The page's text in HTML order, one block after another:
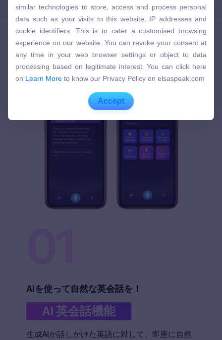
ELSA Premiumの三大機能をご紹介！
AIを使って自然な英会話を！
AI 英会話機能
生成AIが話しかけた英語に対して、即座に自然
data such as your visits to this website, IP addresses and
cookie identifiers. This is to cater a customised browsing
experience on our website. You can revoke your consent at
any time in your web browser settings or object to data
processing based on legitimate interest. You can click here
on
Learn More to know our Privacy Policy on elsaspeak.com
Accept
similar technologies to store, access and process personal
data such as your visits to this website, IP addresses and
cookie identifiers. This is to cater a customised browsing
experience on our website. You can revoke your consent at
any time in your web browser settings or object to data
processing based on legitimate interest. You can click here
on Learn More to know our Privacy Policy on elsaspeak.com
Accept